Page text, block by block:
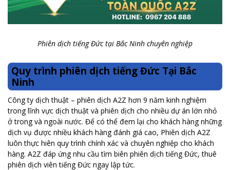
Phiên dịch tiếng Đức tại Bắc Ninh chuyên nghiệp
Quy trình phiên dịch tiếng Đức Tại Bắc
Ninh
Công ty dịch thuật – phiên dịch A2Z hơn 9 năm kinh nghiệm
trong lĩnh vực dịch thuật và phiên dịch cho nhiều dự án lớn nhỏ
ở trong và ngoài nước. Để có thể đem lại cho khách hàng những
dịch vụ được nhiều khách hàng đánh giá cao, Phiên dịch A2Z
luôn thực hiên quy trình chính xác và chuyên nghiệp cho khách
hàng. A2Z đáp ứng nhu cầu tìm biên phiên dịch tiếng Đức, thuê
phiên dịch viên tiếng Đức ngay lập tức.